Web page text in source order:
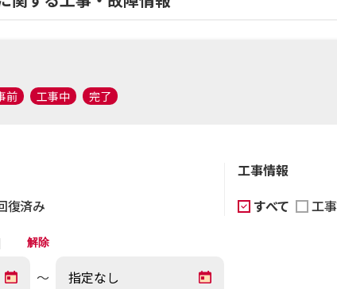
前 工事中 完了
復済み
工事情報
すべて
工
解除
～